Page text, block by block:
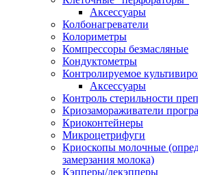
Аксессуары
Колбонагреватели
Колориметры
Компрессоры безмасляные
Кондуктометры
Контролируемое
Аксессуары
Контроль стерильности
Криозамораживатели
Криоконтейнеры
Микроцетрифуги
Криоскопы молочные
замерзания молока)
Кэпперы/декэпперы